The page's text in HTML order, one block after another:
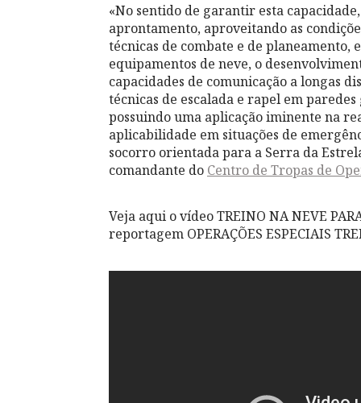
«No sentido de garantir esta
aprontamento, aproveitando as
técnicas de combate e de planeamento,
equipamentos de neve, o
capacidades de comunicação a longas
técnicas de escalada e rapel em
possuindo uma aplicação iminente na
aplicabilidade em situações de
socorro orientada para a Serra da
comandante do Centro de Tropas de
Veja aqui o vídeo TREINO NA NEVE
reportagem OPERAÇÕES ESPECIAIS